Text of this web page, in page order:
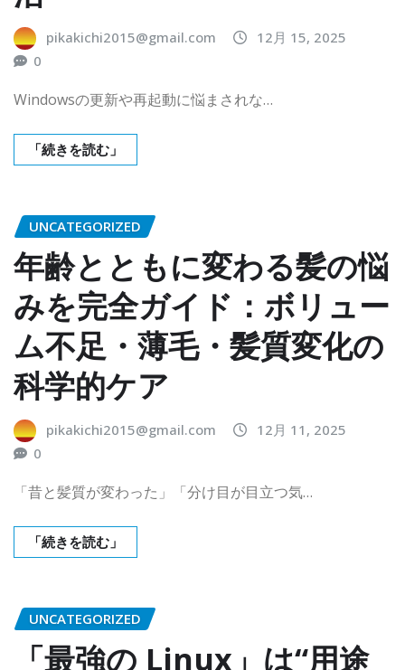
pikakichi2015@gmail.com
12月 15, 2025
0
Windowsの更新や再起動に悩まされな…
「続きを読む」
UNCATEGORIZED
年齢とともに変わる髪の悩
みを完全ガイド：ボリュー
ム不足・薄毛・髪質変化の
科学的ケア
pikakichi2015@gmail.com
12月 11, 2025
0
「昔と髪質が変わった」「分け目が目立つ気…
「続きを読む」
UNCATEGORIZED
「最強の Linux」は“用途